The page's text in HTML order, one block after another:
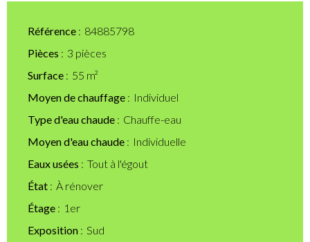
Référence
84885798
Pièces
3 pièces
Surface
55 m²
Moyen de chauffage
Individuel
Type d'eau chaude
Chauffe-eau
Moyen d'eau chaude
Individuelle
Eaux usées
Tout à l'égout
État
À rénover
Étage
1er
Exposition
Sud